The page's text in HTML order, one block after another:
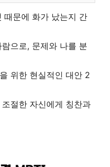
때문에 화가 났는지 간
으로, 문제와 나를 분
위한 현실적인 대안 2
절한 자신에게 칭찬과